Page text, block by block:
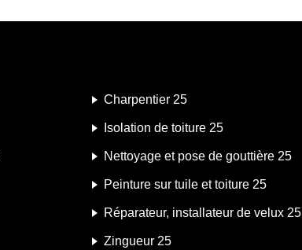
Charpentier 25
Isolation de toiture 25
Nettoyage et pose de gouttière 25
Peinture sur tuile et toiture 25
Réparateur, installateur de velux 25
Zingueur 25